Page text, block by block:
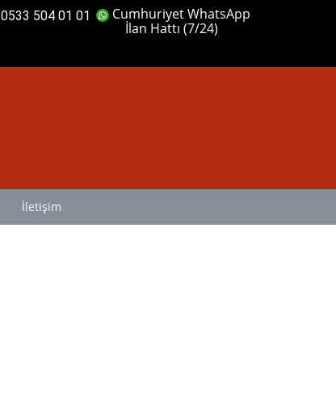
Cumhuriyet WhatsApp
İlan Hattı (7/24)
0533 504 01 01
İletişim